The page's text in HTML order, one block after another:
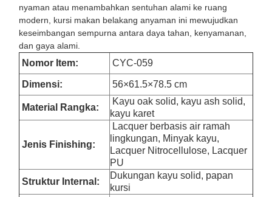
nyaman atau menambahkan sentuhan alami ke ruang
modern, kursi makan belakang anyaman ini mewujudkan
keseimbangan sempurna antara daya tahan, kenyamanan,
dan gaya alami.
Nomor Item: CYC-059
Dimensi: 56×61.5×78.5 cm
Material Rangka:
Kayu oak solid, kayu ash solid,
kayu karet
Jenis Finishing:
Lacquer berbasis air ramah
lingkungan, Minyak kayu,
Lacquer Nitrocellulose, Lacquer
PU
Struktur Internal:
Dukungan kayu solid, papan
kursi